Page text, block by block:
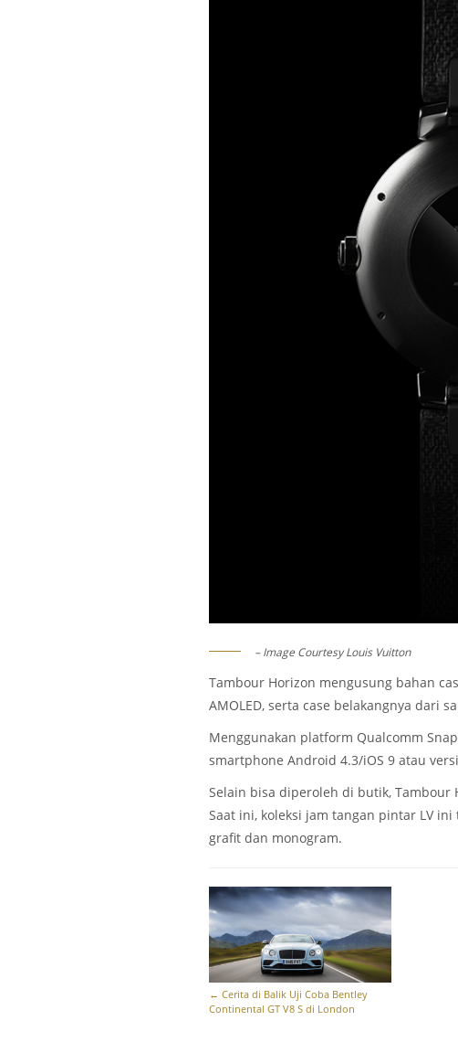
– Image Courtesy Louis Vuitton
Tambour Horizon mengusung bahan
AMOLED, serta case belakangnya dari
Menggunakan platform Qualcomm
smartphone Android 4.3/iOS 9 atau
Selain bisa diperoleh di butik,
Saat ini, koleksi jam tangan pintar LV
grafit dan monogram.
← Cerita di Balik Uji Coba Bentley
Continental GT V8 S di London